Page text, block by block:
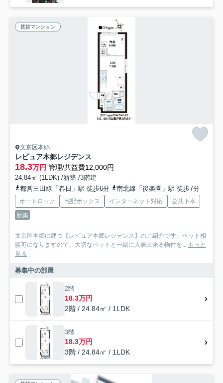
賃貸マンション
文京区本郷
レピュア本郷レジデンス
18.3万円 管理/共益費12,000円
24.84㎡ (1LDK) /新築 /3階建
都営三田線「春日」駅 徒歩6分
南北線「後楽園」駅 徒歩7分
オートロック 宅配ボックス インターネット対応
公共下水
新築
文京区本郷に建つ【レピュア本郷レジデンス】のご紹介です。ペット相
談可になりますので、大切なペットと一緒に入居出来る物件を... もっと
見る
募集中の部屋
2階
18.3万円
2階 / 24.84㎡ / 1LDK
3階
18.3万円
3階 / 24.84㎡ / 1LDK